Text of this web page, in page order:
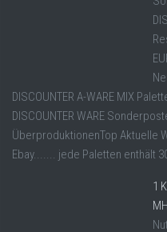
DISCOUNTER A-WARE MIX
DISCOUNTER WARE
ÜberproduktionenTop Aktuelle
Ebay....... jede Paletten enthält
1